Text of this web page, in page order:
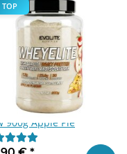
TOP
Nutrition Whey Elite
900g Apple Pie